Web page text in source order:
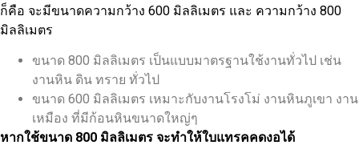
ก็คือ จะมีขนาดความกว้าง 600 มิลลิเมตร และ ความกว้าง 800
มิลลิเมตร
ขนาด 800 มิลลิเมตร เป็นแบบมาตรฐานใช้งานทั่วไป เช่น
งานหิน ดิน ทราย ทั่วไป
ขนาด 600 มิลลิเมตร เหมาะกับงานโรงโม่ งานหินภูเขา งาน
เหมือง ที่มีก้อนหินขนาดใหญ่ๆ
หากใช้ขนาด 800 มิลลิเมตร จะทำให้ใบแทรคคดงอได้